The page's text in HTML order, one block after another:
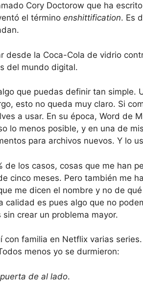
Cory Doctorow que ha
el término enshittification. Es
desde la Coca-Cola de vidrio
del mundo digital.
que puedas definir tan simple.
esto no queda muy claro. Si
a usar. En su época, Word de
lo menos posible, y en una de
para archivos nuevos. Y lo
de los casos, cosas que me han
cinco meses. Pero también me
me dicen el nombre y no de
calidad es pues algo que no
crear un problema mayor.
con familia en Netflix varias
menos yo se durmieron:
de al lado.